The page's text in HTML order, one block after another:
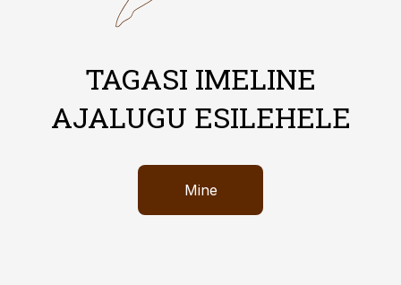
TAGASI IMELINE
AJALUGU ESILEHELE
Mine